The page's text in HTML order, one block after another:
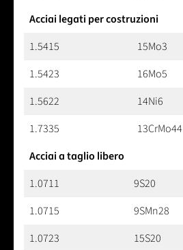
Acciai legati per costruzioni
1.5415
15Mo3
1.5423
16Mo5
1.5622
14Ni6
1.7335
13CrMo44
Acciai a taglio libero
1.0711
9S20
1.0715
9SMn28
1.0723
15S20